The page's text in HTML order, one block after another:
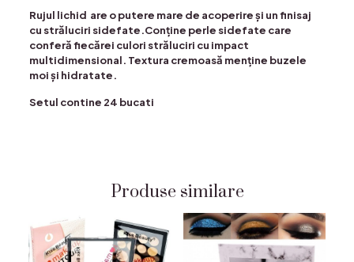
Rujul lichid are o putere mare de acoperire și un finisaj
cu străluciri sidefate.Conține perle sidefate care
conferă fiecărei culori străluciri cu impact
multidimensional. Textura cremoasă menține buzele
moi și hidratate.
Setul contine 24 bucati
Produse similare